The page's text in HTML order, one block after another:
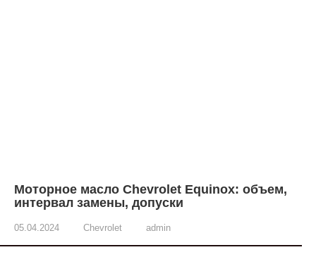
Моторное масло Chevrolet Equinox: объем,
интервал замены, допуски
05.04.2024 Chevrolet admin